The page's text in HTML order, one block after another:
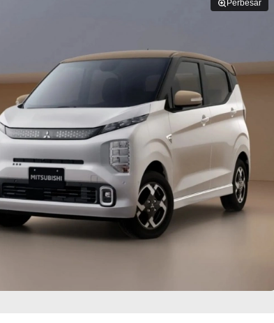
Perbesar